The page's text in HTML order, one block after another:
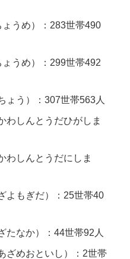
うめ）：283世帯490
うめ）：299世帯492
ょう）：307世帯563人
わしんとうだひがしま
わしんとうだにしま
よもぎだ）：25世帯40
たなか）：44世帯92人
ざめおといし）：2世帯